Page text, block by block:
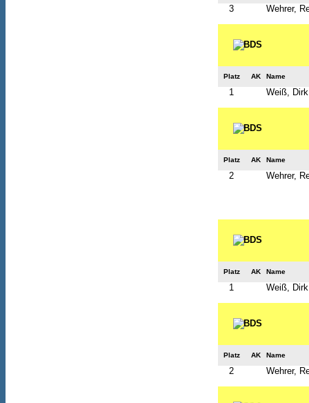
3 Wehrer,
Platz AK Name
1 Weiß, Dirk
Platz AK Name
2 Wehrer,
Platz AK Name
1 Weiß, Dirk
Platz AK Name
2 Wehrer,